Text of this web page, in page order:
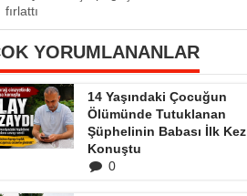
fırlattı
YORUMLANANLAR
14 Yaşındaki Çocuğun
Ölümünde Tutuklanan
Şüphelinin Babası İlk Kez
Konuştu
0